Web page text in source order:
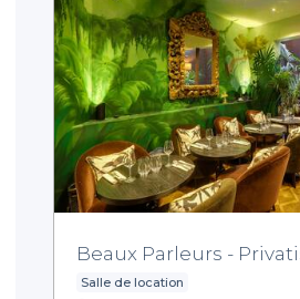
Beaux Parleurs -
Salle de location